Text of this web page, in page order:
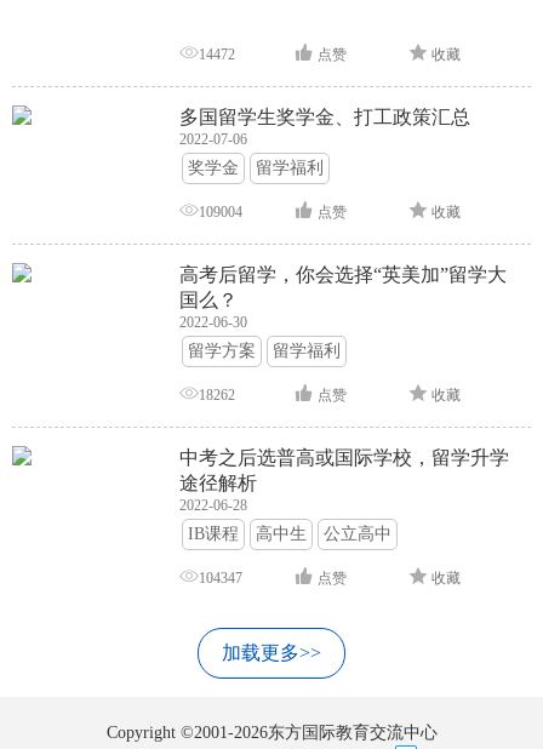
14472 点赞 收藏
多国留学生奖学金、打工政策汇总
2022-07-06
奖学金 留学福利
109004 点赞 收藏
高考后留学，你会选择“英美加”留学大
国么？
2022-06-30
留学方案 留学福利
18262 点赞 收藏
中考之后选普高或国际学校，留学升学
途径解析
2022-06-28
IB课程 高中生 公立高中
104347 点赞 收藏
加载更多>>
Copyright ©2001-2026东方国际教育交流中心